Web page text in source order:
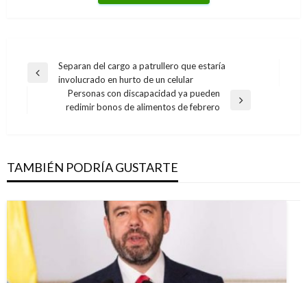
Navegación
entradas
Entrada
Separan del cargo a patrullero que estaría
involucrado en hurto de un celular
Entrada
Personas con discapacidad ya pueden
redimir bonos de alimentos de febrero
TAMBIÉN PODRÍA GUSTARTE